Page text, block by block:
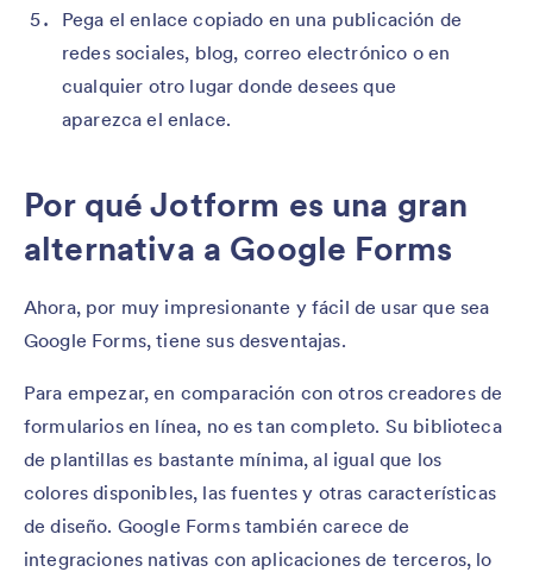
Pega el enlace copiado en una publicación de
redes sociales, blog, correo electrónico o en
cualquier otro lugar donde desees que
aparezca el enlace.
Por qué Jotform es una gran
alternativa a Google Forms
Ahora, por muy impresionante y fácil de usar que sea
Google Forms, tiene sus desventajas.
Para empezar, en comparación con otros creadores de
formularios en línea, no es tan completo. Su biblioteca
de plantillas es bastante mínima, al igual que los
colores disponibles, las fuentes y otras características
de diseño. Google Forms también carece de
integraciones nativas con aplicaciones de terceros, lo